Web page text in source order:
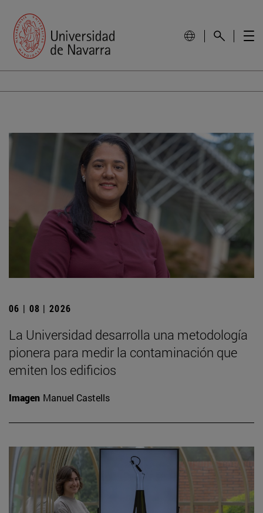
06 | 08 | 2026
La Universidad desarrolla una metodología
pionera para medir la contaminación que
emiten los edificios
Imagen Manuel Castells